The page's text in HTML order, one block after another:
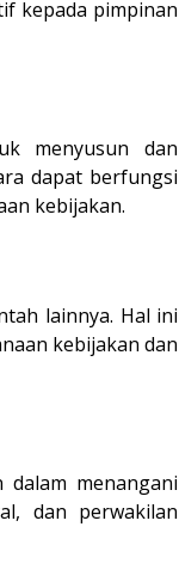
kepada pimpinan
menyusun dan
dapat berfungsi
kebijakan.
lainnya. Hal ini
kebijakan dan
menangani
dan perwakilan